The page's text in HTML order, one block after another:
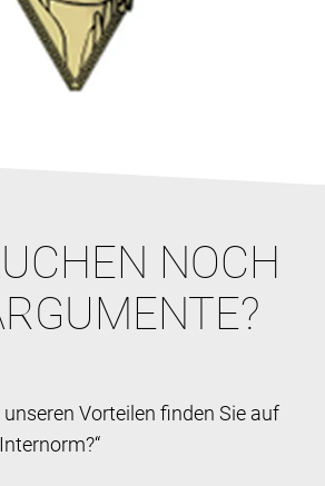
NOCH
Vorteilen finden Sie auf